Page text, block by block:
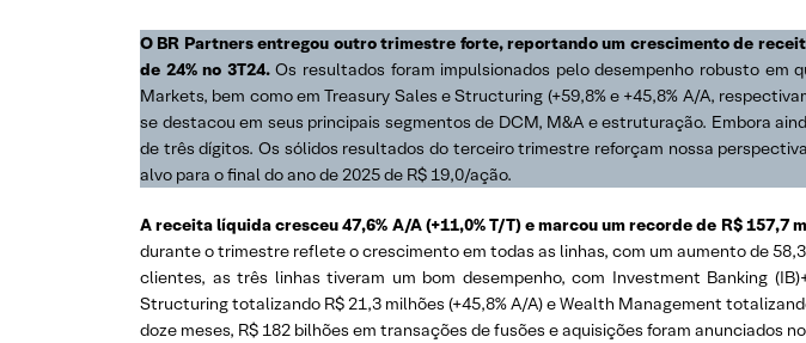
O BR Partners entregou outro trimestre forte, reportando um crescimento de
de 24% no 3T24.Os resultados foram impulsionados pelo desempenho robusto
Markets, bem como em Treasury Sales e Structuring (+59,8% e +45,8% A/A,
se destacou em seus principais segmentos de DCM, M&A e estruturação. Embora
de três dígitos. Os sólidos resultados do terceiro trimestre reforçam nossa
alvo para o final do ano de 2025 de R$ 19,0/ação.
A receita líquida cresceu 47,6% A/A (+11,0% T/T) e marcou um recorde de R$ 157,7
durante o trimestre reflete o crescimento em todas as linhas, com um aumento de
clientes, as três linhas tiveram um bom desempenho, com Investment Banking
Structuring totalizando R$ 21,3 milhões (+45,8% A/A) e Wealth Management
doze meses, R$ 182 bilhões em transações de fusões e aquisições foram anunciados